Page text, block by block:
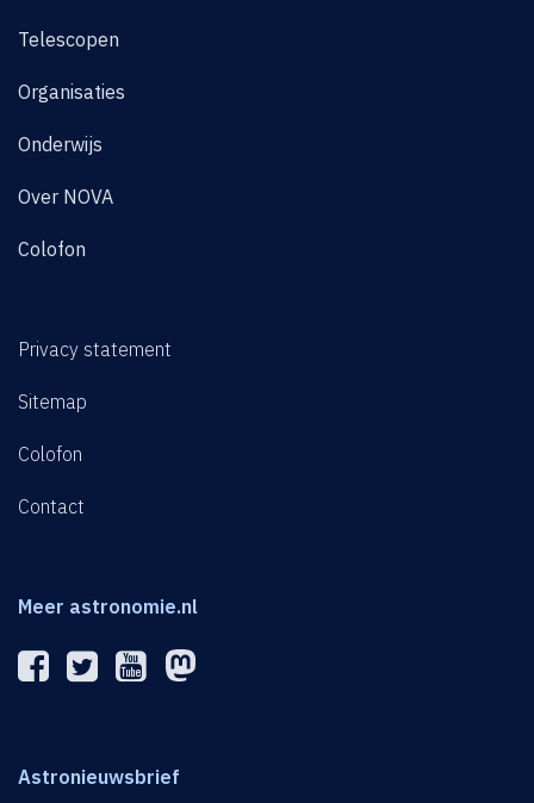
Telescopen
Organisaties
Onderwijs
Over NOVA
Colofon
Privacy statement
Sitemap
Colofon
Contact
Meer astronomie.nl
Astronieuwsbrief